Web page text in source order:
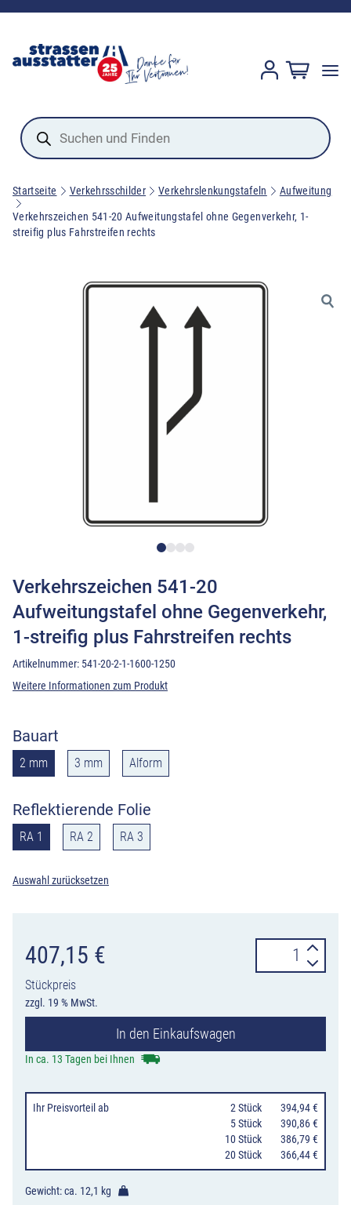
Products
search
Startseite Verkehrsschilder Verkehrslenkungstafeln Aufweitung
Verkehrszeichen 541-20 Aufweitungstafel ohne Gegenverkehr, 1-
streifig plus Fahrstreifen rechts
Verkehrszeichen 541-20
Aufweitungstafel ohne Gegenverkehr,
1-streifig plus Fahrstreifen rechts
Artikelnummer: 541-20-2-1-1600-1250
Weitere Informationen zum Produkt
Bauart
2 mm 3 mm Alform
Reflektierende Folie
RA 1 RA 2 RA 3
Auswahl zurücksetzen
407,15 €
Stückpreis
zzgl. 19 % MwSt.
541-
streifig
plus
Fahrstreifen
rechts
In den Einkaufswagen
In ca. 13 Tagen bei Ihnen
Ihr Preisvorteil ab 2 Stück
394,94 €
5 Stück
390,86 €
10 Stück
386,79 €
20 Stück
366,44 €
Gewicht: ca. 12,1 kg